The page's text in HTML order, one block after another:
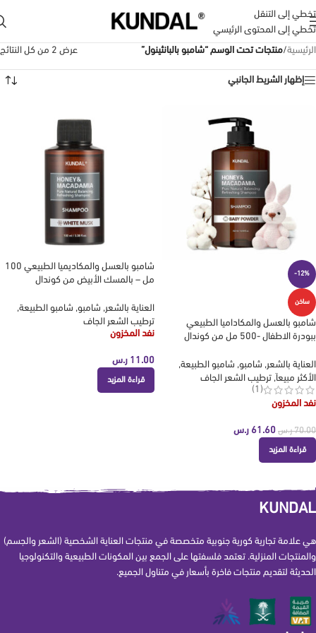
تخطي إلى التنقل
تخطي إلى المحتوى الرئيسي
الرئيسية/منتجات تحت الوسم “شامبو بالبانثينول” عرض ⁦2⁩ من كل النتائج
إظهار الشريط الجانبي
-12%
ساخن
شامبو بالعسل والمكاداميا الطبيعي
ببودرة الاطفال -500 مل من كوندال
العناية بالشعر, شامبو, شامبو الطبيعة,
الأكثر مبيعاَ, ترطيب الشعر الجاف
(1)
نفد المخزون
70.00 ر.س 61.60 ر.س
قراءة المزيد
شامبو بالعسل والمكاديميا الطبيعي 100
مل – بالمسك الأبيض من كوندال
العناية بالشعر, شامبو, شامبو الطبيعة,
ترطيب الشعر الجاف
نفد المخزون
11.00 ر.س
قراءة المزيد
KUNDAL
هي علامة تجارية كورية جنوبية متخصصة في منتجات العناية الشخصية (الشعر والجسم)
والمنتجات المنزلية. تعتمد فلسفتها على الجمع بين المكونات الطبيعية والتكنولوجيا
الحديثة لتقديم منتجات فاخرة بأسعار في متناول الجميع.